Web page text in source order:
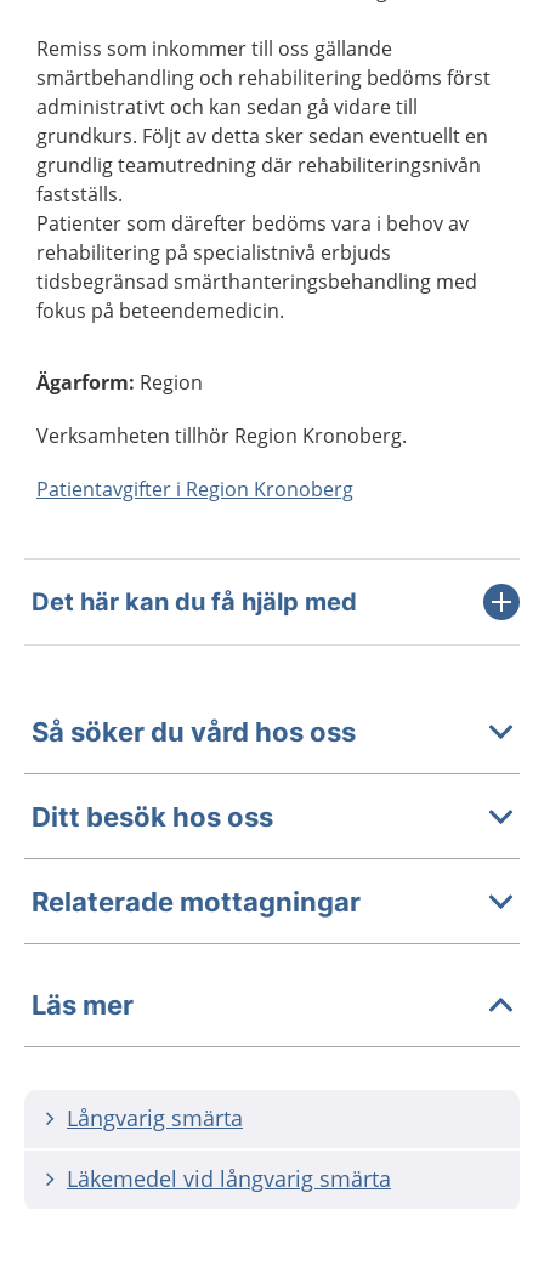
Remiss som inkommer till oss gällande
smärtbehandling och rehabilitering bedöms först
administrativt och kan sedan gå vidare till
grundkurs. Följt av detta sker sedan eventuellt en
grundlig teamutredning där rehabiliteringsnivån
fastställs.
Patienter som därefter bedöms vara i behov av
rehabilitering på specialistnivå erbjuds
tidsbegränsad smärthanteringsbehandling med
fokus på beteendemedicin.
Ägarform: Region
Verksamheten tillhör Region Kronoberg.
Patientavgifter i Region Kronoberg
Det här kan du få hjälp med
Så söker du vård hos oss
Ditt besök hos oss
Relaterade mottagningar
Läs mer
Långvarig smärta
Läkemedel vid långvarig smärta